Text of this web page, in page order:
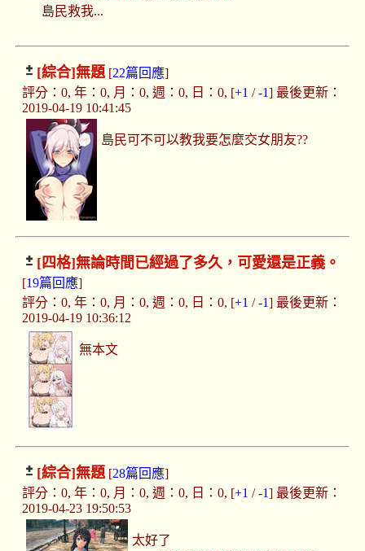
島民救我...
[綜合]無題[22篇回應]
評分：0, 年：0, 月：0, 週：0, 日：0, [+1 /-1] 最後更新：
2019-04-19 10:41:45
島民可不可以教我要怎麼交女朋友??
[四格]無論時間已經過了多久，可愛還是正義。
[19篇回應]
評分：0, 年：0, 月：0, 週：0, 日：0, [+1 /-1] 最後更新：
2019-04-19 10:36:12
無本文
[綜合]無題[28篇回應]
評分：0, 年：0, 月：0, 週：0, 日：0, [+1 /-1] 最後更新：
2019-04-23 19:50:53
太好了